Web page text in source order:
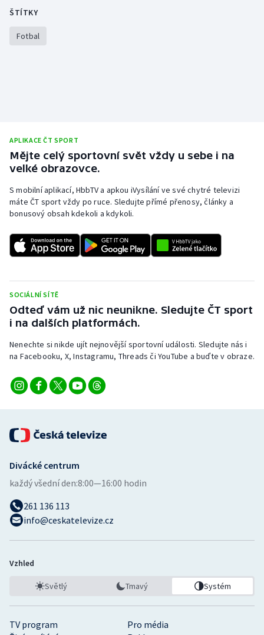
ŠTÍTKY
Fotbal
APLIKACE ČT SPORT
Mějte celý sportovní svět vždy u sebe i na
velké obrazovce.
S mobilní aplikací, HbbTV a apkou iVysílání ve své chytré televizi
máte ČT sport vždy po ruce. Sledujte přímé přenosy, články a
bonusový obsah kdekoli a kdykoli.
SOCIÁLNÍ SÍTĚ
Odteď vám už nic neunikne. Sledujte ČT sport
i na dalších platformách.
Nenechte si nikde ujít nejnovější sportovní události. Sledujte nás i
na Facebooku, X, Instagramu, Threads či YouTube a buďte v obraze.
TV program
Pro média
Divácké centrum
každý všední den:8:00—16:00 hodin
261 136 113
info@ceskatelevize.cz
Vzhled
Světlý Tmavý Systém